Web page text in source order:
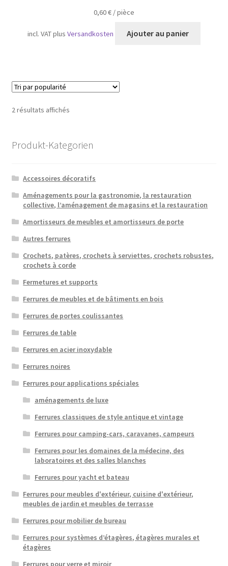
0,60€ /pièce
incl. VATplusVersandkosten Ajouter au panier
2 résultats affichésTrié
Produkt-Kategorien
Accessoires décoratifs
Aménagements pour la gastronomie, la restauration
collective, l’aménagement de magasins et la restauration
Amortisseurs de meubles et amortisseurs de porte
Autres ferrures
Crochets, patères, crochets à serviettes, crochets robustes,
crochets à corde
Fermetures et supports
Ferrures de meubles et de bâtiments en bois
Ferrures de portes coulissantes
Ferrures de table
Ferrures en acier inoxydable
Ferrures noires
Ferrures pour applications spéciales
aménagements de luxe
Ferrures classiques de style antique et vintage
Ferrures pour camping-cars, caravanes, campeurs
Ferrures pour les domaines de la médecine, des
laboratoires et des salles blanches
Ferrures pour yacht et bateau
Ferrures pour meubles d'extérieur, cuisine d'extérieur,
meubles de jardin et meubles de terrasse
Ferrures pour mobilier de bureau
Ferrures pour systèmes d’étagères, étagères murales et
étagères
Ferrures pour verre et miroir